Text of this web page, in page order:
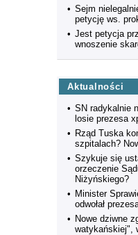
• Sejm
petycję ws.
• Jest petycja
wnoszenie
Aktualności
• SN radykalnie
losie prezesa
• Rząd Tuska
szpitalach?
• Szykuje się
orzeczenie
Niżyńskiego?
• Minister
odwołał
• Nowe dziwne
watykańskiej",